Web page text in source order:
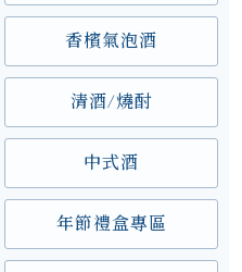
香檳氣泡酒
清酒/燒酎
中式酒
年節禮盒專區